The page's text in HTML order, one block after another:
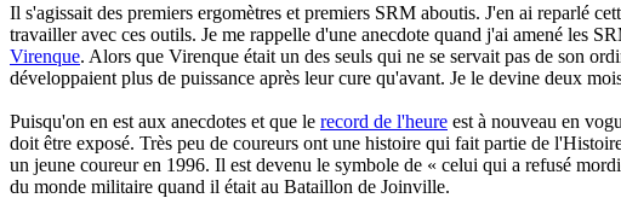
Il s'agissait des premiers ergomètres et premiers SRM aboutis. J'en ai reparlé
travailler avec ces outils. Je me rappelle d'une anecdote quand j'ai amené les
Virenque. Alors que Virenque était un des seuls qui ne se servait pas de son
développaient plus de puissance après leur cure qu'avant. Je le devine deux
Puisqu'on en est aux anecdotes et que le record de l'heure est à nouveau en
doit être exposé. Très peu de coureurs ont une histoire qui fait partie de
un jeune coureur en 1996. Il est devenu le symbole de « celui qui a refusé
du monde militaire quand il était au Bataillon de Joinville.